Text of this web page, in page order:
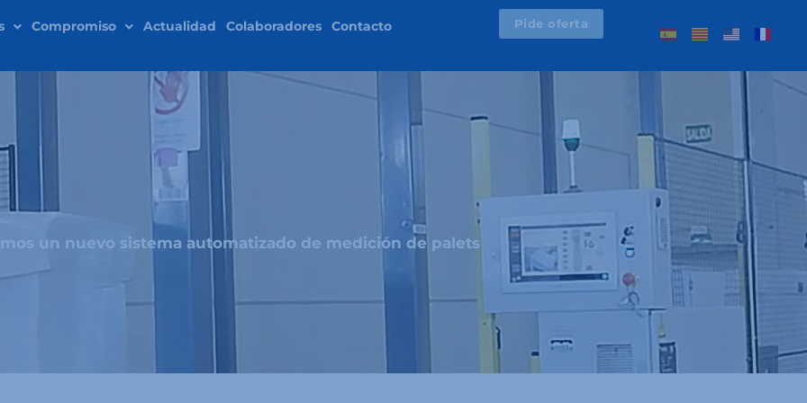
Compromiso Actualidad Colaboradores Contacto Pide oferta
un nuevo sistema automatizado de medición de palets